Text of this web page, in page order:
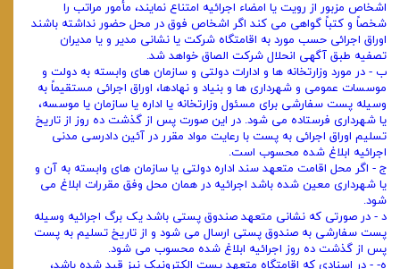
اشخاص مزبور از رویت یا امضاء اجرائیه امتناع نمایند، مأمور مراتب را
شخصاً و کتباً گواهی می‌ کند اگر اشخاص فوق در محل حضور نداشته باشند
اوراق اجرائی حسب مورد به اقامتگاه شرکت یا نشانی مدیر و یا مدیران
تصفیه طبق آگهی انحلال شرکت الصاق خواهد شد.
ب - در مورد وزارتخانه‌ ها و ادارات دولتی و سازمان‌ های وابسته به دولت و
موسسات عمومی و شهرداری‌ ها و بنیاد و نهادها، اوراق اجرائی مستقیماً به
وسیله پست سفارشی برای مسئول وزارتخانه یا اداره یا سازمان یا موسسه،
یا شهرداری فرستاده می‌ شود. در این صورت پس از گذشت ده روز از تاریخ
تسلیم اوراق اجرائی به پست با رعایت مواد مقرر در آئین دادرسی مدنی
اجرائیه ابلاغ شده محسوب است.
ج - اگر محل اقامت متعهد سند اداره دولتی یا سازمان‌ های وابسته به آن و
یا شهرداری معین شده باشد اجرائیه در همان محل وفق مقررات ابلاغ می‌
شود.
د - در صورتی که نشانی متعهد صندوق پستی باشد یک برگ اجرائیه وسیله
پست سفارشی به صندوق پستی ارسال می‌ شود و از تاریخ تسلیم به پست
پس از گذشت ده روز اجرائیه ابلاغ شده محسوب می‌ شود.
ه- - در اسنادی که اقامتگاه متعهد پست الکترونیک نیز قید شده باشد،